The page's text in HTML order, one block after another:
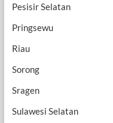
Pesisir Selatan
Pringsewu
Riau
Sorong
Sragen
Sulawesi Selatan